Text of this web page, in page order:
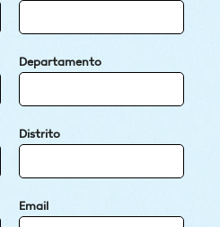
Departamento
Distrito
Email